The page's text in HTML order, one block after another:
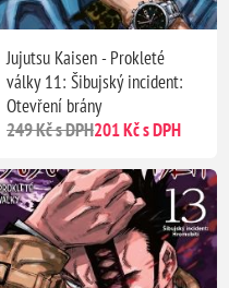
Jujutsu Kaisen - Prokleté
války 11: Šibujský incident:
Otevření brány
249 Kč s DPH201 Kč s DPH